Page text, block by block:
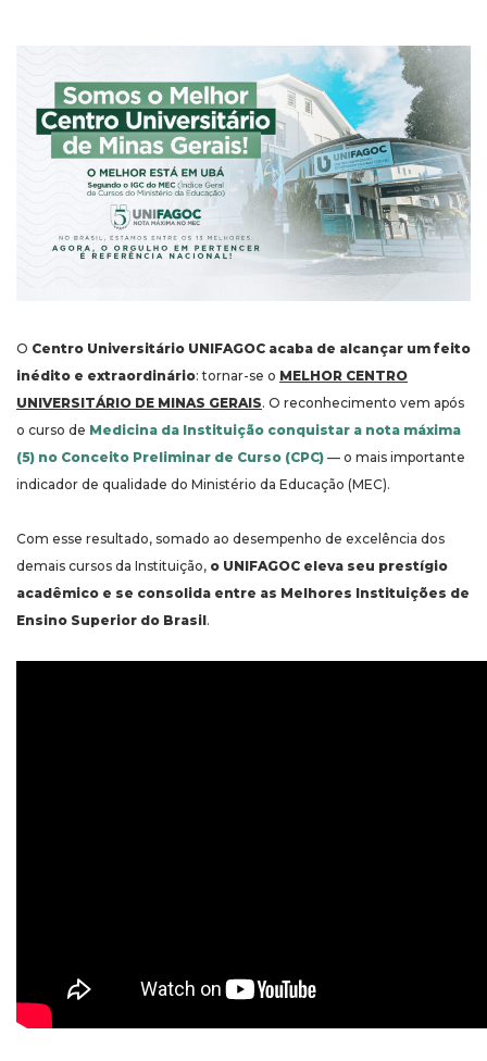
O Centro Universitário UNIFAGOC acaba de alcançar um feito
inédito e extraordinário: tornar-se o MELHOR CENTRO
UNIVERSITÁRIO DE MINAS GERAIS. O reconhecimento vem após
o curso de Medicina da Instituição conquistar a nota máxima
(5) no Conceito Preliminar de Curso (CPC) — o mais importante
indicador de qualidade do Ministério da Educação (MEC).
Com esse resultado, somado ao desempenho de excelência dos
demais cursos da Instituição, o UNIFAGOC eleva seu prestígio
acadêmico e se consolida entre as Melhores Instituições de
Ensino Superior do Brasil.